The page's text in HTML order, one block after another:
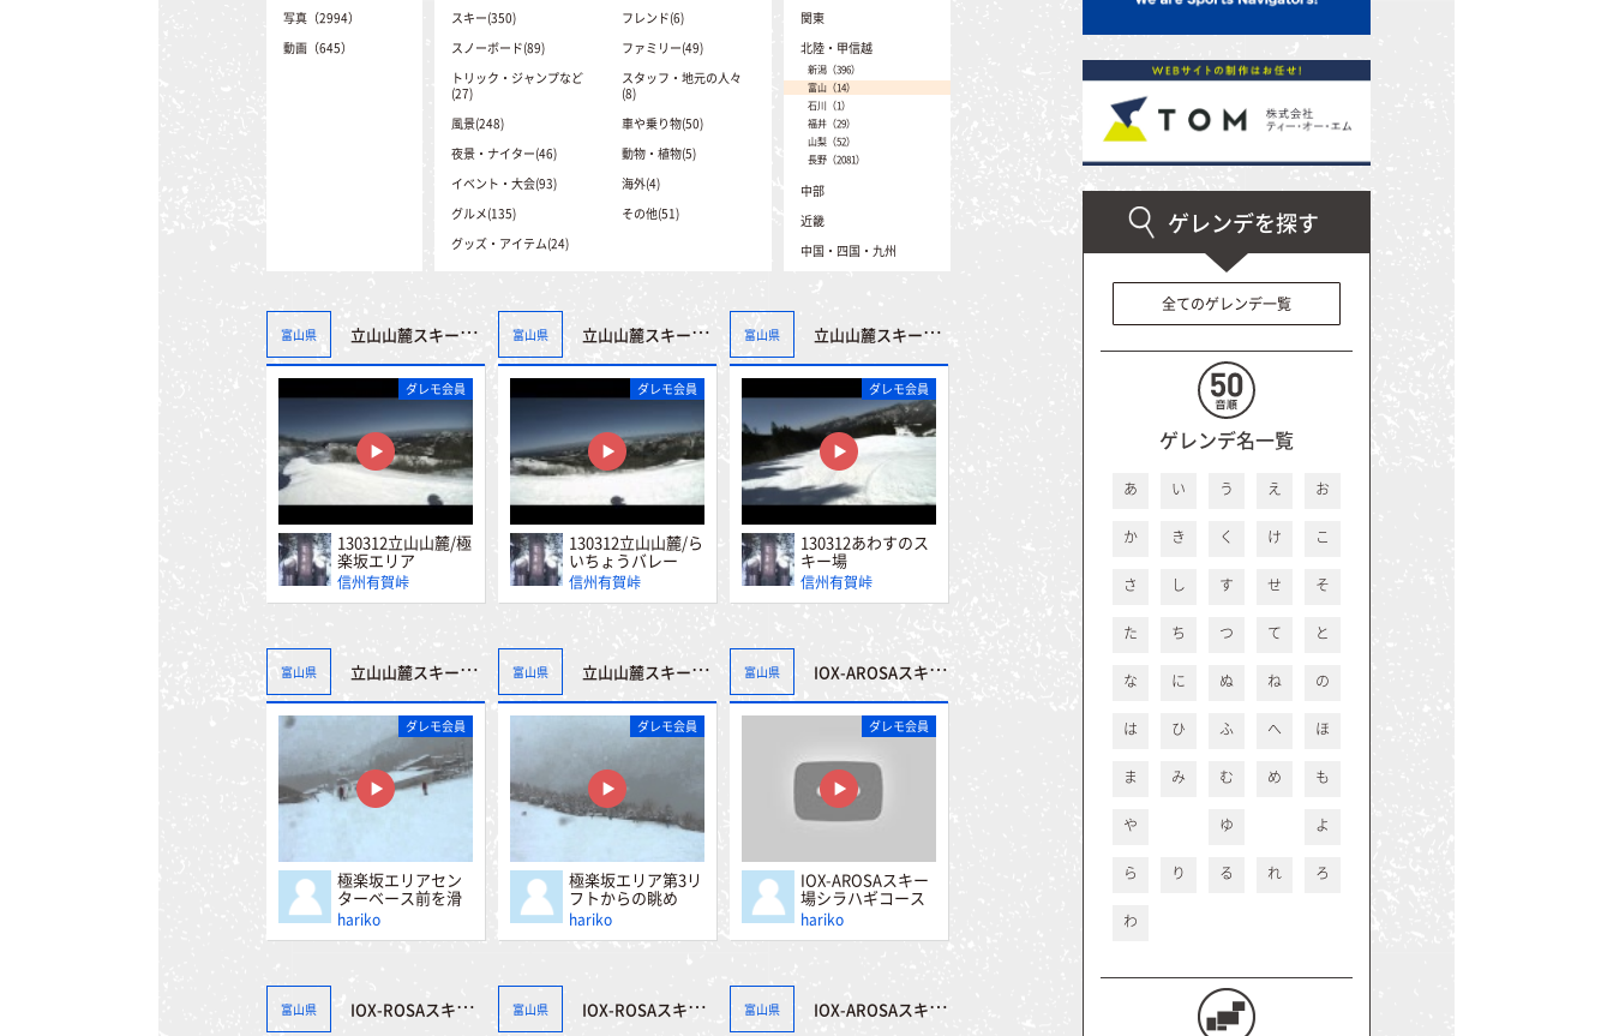
写真（2994）
動画（645）
スキー(350)
スノーボード(89)
トリック・ジャンプなど
(27)
風景(248)
夜景・ナイター(46)
イベント・大会(93)
グルメ(135)
グッズ・アイテム(24)
フレンド(6)
ファミリー(49)
スタッフ・地元の人々
(8)
車や乗り物(50)
動物・植物(5)
海外(4)
その他(51)
北海道（41）
青森（1）
岩手（16）
秋田（1）
山形（48）
宮城（17）
福島（102）
関東
茨城（0）
埼玉（2）
栃木（12）
群馬（331）
千葉（0）
東京（0）
神奈川（0）
北陸・甲信越
新潟（396）
富山（14）
石川（1）
福井（29）
山梨（52）
長野（2081）
中部
静岡（6）
愛知（8）
岐阜（335）
近畿
三重（2）
滋賀（33）
奈良（0）
中国・四国・九州
広島（13）
山口（0）
香川（0）
徳島（0）
愛媛（0）
高知（0）
大分（0）
宮崎（0）
佐賀（0）
熊本（0）
福岡（0）
長崎（0）
鹿児島（0）
沖縄（0）
富山県 立山山麓スキー場（極楽坂・らいちょうバレー）
ダレモ会員
130312立山山麓/極
楽坂エリア
信州有賀峠
富山県 立山山麓スキー場（極楽坂・らいちょうバレー）
ダレモ会員
130312立山山麓/ら
いちょうバレー
信州有賀峠
富山県 立山山麓スキー場（極楽坂・らいちょうバレー）
ダレモ会員
130312あわすのス
キー場
信州有賀峠
富山県 立山山麓スキー場（極楽坂・らいちょうバレー）
ダレモ会員
極楽坂エリアセン
ターベース前を滑
る
hariko
富山県 立山山麓スキー場（極楽坂・らいちょうバレー）
ダレモ会員
極楽坂エリア第3リ
フトからの眺め
hariko
富山県 IOX-AROSAスキー場シラハギコースを滑る
ダレモ会員
IOX-AROSAスキー
場シラハギコース
を滑る
hariko
富山県 IOX-ROSAスキー場アサギリコースをすべる 富山県 IOX-ROSAスキー場第5リフトより 富山県 IOX-AROSAスキー場第3リフトより
全てのゲレンデ一覧
ゲレンデ名一覧
あ い う え お
か き く け こ
さ し す せ そ
た ち つ て と
な に ぬ ね の
は ひ ふ へ ほ
ま み む め も
や ゆ よ
ら り る れ ろ
わ